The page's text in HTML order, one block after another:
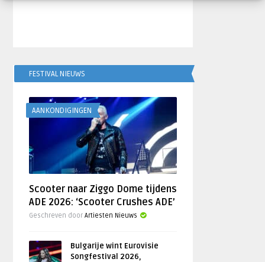
FESTIVAL NIEUWS
AANKONDIGINGEN
Scooter naar Ziggo Dome tijdens
ADE 2026: ‘Scooter Crushes ADE’
Geschreven doorArtiesten Nieuws
Bulgarije wint Eurovisie
Songfestival 2026,